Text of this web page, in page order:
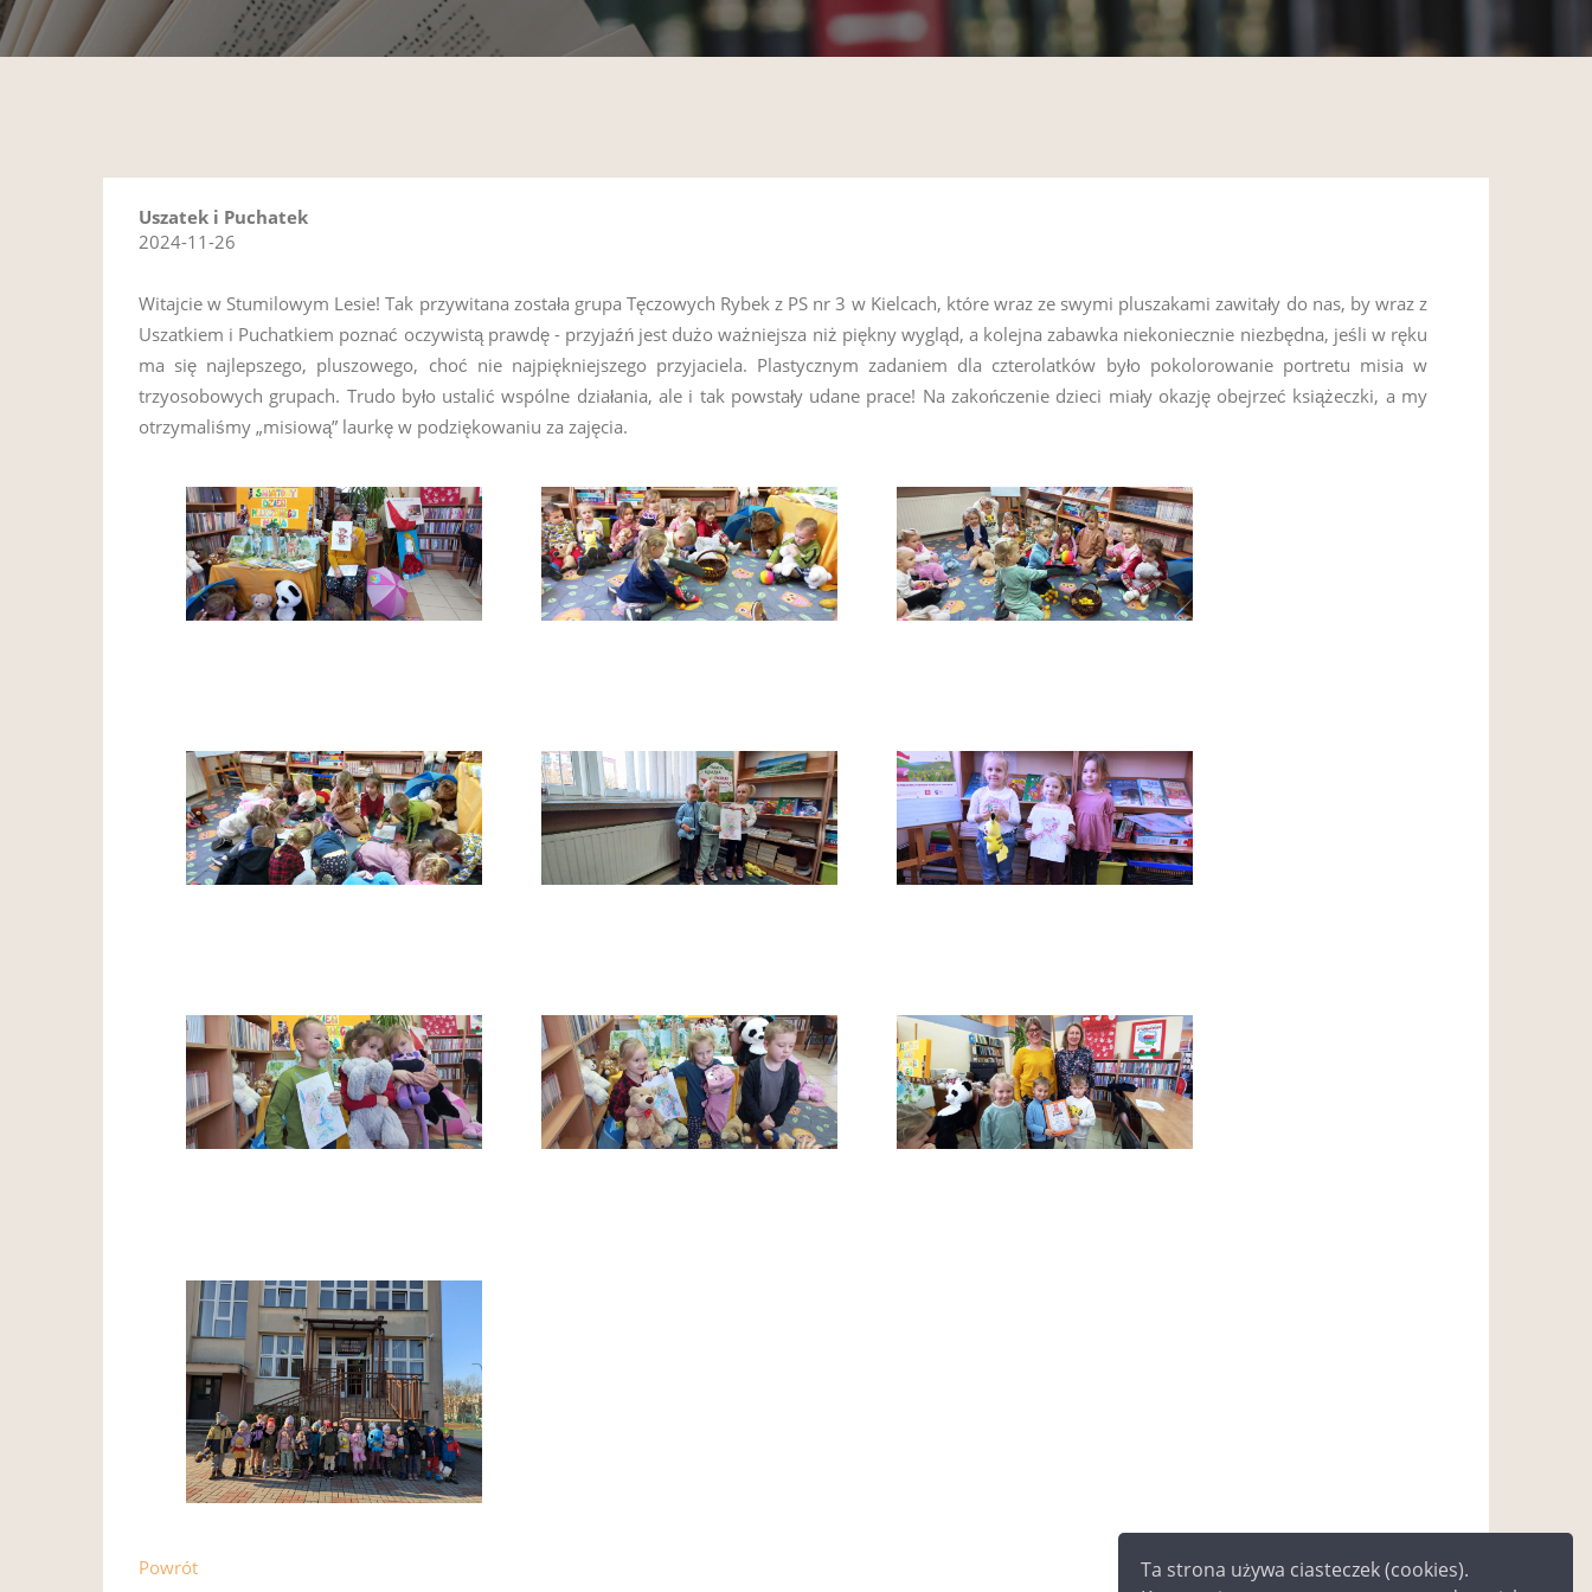
Ta strona używa ciasteczek (cookies).
Uszatek i Puchatek
2024-11-26
Witajcie w Stumilowym Lesie! Tak przywitana została grupa Tęczowych Rybek z PS nr 3 w Kielcach, które wraz ze swymi pluszakami zawitały do nas, by wraz z
Uszatkiem i Puchatkiem poznać oczywistą prawdę - przyjaźń jest dużo ważniejsza niż piękny wygląd, a kolejna zabawka niekoniecznie niezbędna, jeśli w ręku
ma się najlepszego, pluszowego, choć nie najpiękniejszego przyjaciela. Plastycznym zadaniem dla czterolatków było pokolorowanie portretu misia w
trzyosobowych grupach. Trudo było ustalić wspólne działania, ale i tak powstały udane prace! Na zakończenie dzieci miały okazję obejrzeć książeczki, a my
otrzymaliśmy „misiową” laurkę w podziękowaniu za zajęcia.
Powrót